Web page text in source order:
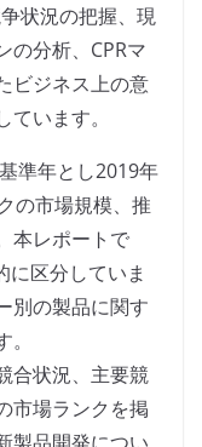
状況の把握、現
の分析、CPRマ
ビジネス上の意
います。
準年とし2019年
の市場規模、推
本レポートで
に区分していま
別の製品に関す
合状況、主要競
市場ランクを掲